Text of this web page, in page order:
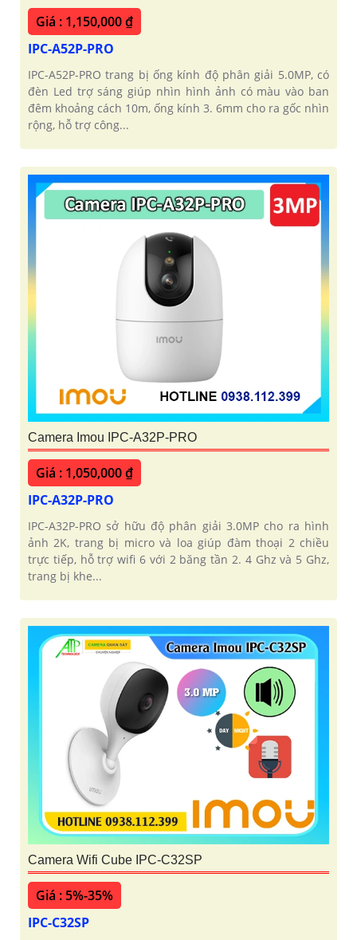
Giá : 1,150,000 ₫
IPC-A52P-PRO
IPC-A52P-PRO trang bị ống kính độ phân giải 5.0MP, có
đèn Led trợ sáng giúp nhìn hình ảnh có màu vào ban
đêm khoảng cách 10m, ống kính 3. 6mm cho ra gốc nhìn
rộng, hỗ trợ công...
Camera Imou IPC-A32P-PRO
Giá : 1,050,000 ₫
IPC-A32P-PRO
IPC-A32P-PRO sở hữu độ phân giải 3.0MP cho ra hình
ảnh 2K, trang bị micro và loa giúp đàm thoại 2 chiều
trực tiếp, hỗ trợ wifi 6 với 2 băng tần 2. 4 Ghz và 5 Ghz,
trang bị khe...
Camera Wifi Cube IPC-C32SP
Giá : 5%-35%
IPC-C32SP